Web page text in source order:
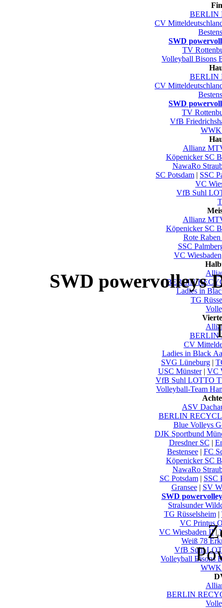
BERLIN
CV
SWD
TV
Volleyball Bisons
BERLIN
CV
SWD
TV
VfB
WWK
Allianz
Köpenicker SC
NawaRo
SC Potsdam | SSC
VC
VfB Suhl
Allianz
Köpenicker SC
Rote
SSC
VC Wiesbaden
BERLIN
Ladies in
TG
BERLIN
CV
Ladies in Black
SVG Lüneburg |
USC Münster| VC
VfB Suhl LOTTO
Volleyball-Team
ASV
BERLIN
Blue Volleys
DJK Sportbund
Dresdner SC |
Bestensee| FC
Köpenicker SC
NawaRo
SC Potsdam| SSC
Gransee| SV
SWD
Stralsunder
TG Rüsselsheim|
VC Printus
VC Wiesbaden II|
Weiß 78
VfB Suhl
Volleyball Bisons
WWK
BERLIN
SWD powervolleys